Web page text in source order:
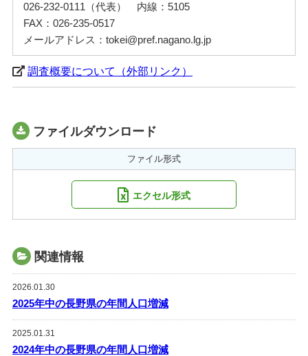
026-232-0111（代表） 内線：5105
FAX：026-235-0517
メールアドレス：tokei@pref.nagano.lg.jp
調査概要について（外部リンク）
ファイルダウンロード
ファイル形式
エクセル形式
関連情報
2026.01.30
2025年中の長野県の年間人口増減
2025.01.31
2024年中の長野県の年間人口増減